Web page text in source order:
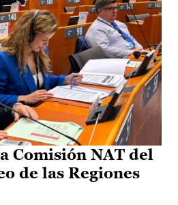
Comisión NAT del
de las Regiones